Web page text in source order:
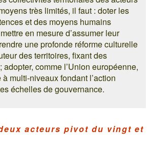
très limités, il faut : doter les
et des moyens humains
en mesure d’assumer leur
une profonde réforme culturelle
des territoires, fixant des
comme l’Union européenne,
multi-niveaux fondant l’action
échelles de gouvernance.
acteurs pivot du vingt et